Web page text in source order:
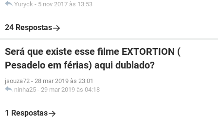
Yuryck - 5 nov 2017 às 13:53
24 Respostas
Será que existe esse filme EXTORTION (
Pesadelo em férias) aqui dublado?
jsouza72 - 28 mar 2019 às 23:01
ninha25 - 29 mar 2019 às 04:18
1 Respostas